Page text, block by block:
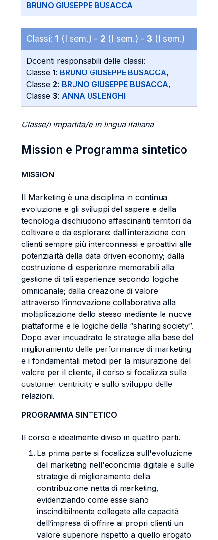
BRUNO GIUSEPPE BUSACCA
Classi: 1 (I sem.) - 2 (I sem.) - 3 (I sem.)
Docenti responsabili delle classi:
Classe 1: BRUNO GIUSEPPE BUSACCA,
Classe 2: BRUNO GIUSEPPE BUSACCA,
Classe 3: ANNA USLENGHI
Classe/i impartita/e in lingua italiana
Mission e Programma sintetico
MISSION
Il Marketing è una disciplina in continua
evoluzione e gli sviluppi del sapere e della
tecnologia dischiudono affascinanti territori da
coltivare e da esplorare: dall’interazione con
clienti sempre più interconnessi e proattivi alle
potenzialità della data driven economy; dalla
costruzione di esperienze memorabili alla
gestione di tali esperienze secondo logiche
omnicanale; dalla creazione di valore
attraverso l’innovazione collaborativa alla
moltiplicazione dello stesso mediante le nuove
piattaforme e le logiche della “sharing society”.
Dopo aver inquadrato le strategie alla base del
miglioramento delle performance di marketing
e i fondamentali metodi per la misurazione del
valore per il cliente, il corso si focalizza sulla
customer centricity e sullo sviluppo delle
relazioni.
PROGRAMMA SINTETICO
Il corso è idealmente diviso in quattro parti.
La prima parte si focalizza sull'evoluzione
del marketing nell'economia digitale e sulle
strategie di miglioramento della
contribuzione netta di marketing,
evidenziando come esse siano
inscindibilmente collegate alla capacità
dell’impresa di offrire ai propri clienti un
valore superiore rispetto a quello erogato